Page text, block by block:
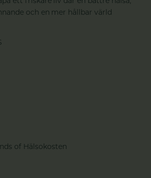
och en mer hållbar värld
of Hälsokosten